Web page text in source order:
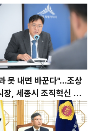
눈이 답이다(부제: 시민의 삶! 내
성을 자신의 상처처럼 돌본다는
늘 특강을 통해 시민여상의 자세
말했다. 이어 "8월은 국
과 행정수도 완성을 위해 총력을
러분도 시민을 최우선으로 생각
나선 서한순 전
듣는 것에서 시작된다"며 "우리가
못 내면 바꾼다"...조상
장, 세종시 조직혁신 칼
다